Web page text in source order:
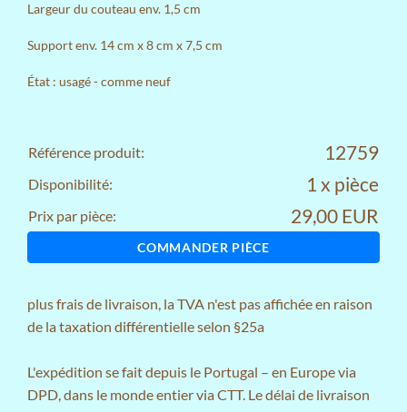
Largeur du couteau env. 1,5 cm
Support env. 14 cm x 8 cm x 7,5 cm
État : usagé - comme neuf
Référence produit: 12759
Disponibilité: 1 x pièce
Prix par pièce: 29,00 EUR
COMMANDER PIÈCE
plusfrais de livraison, la TVA n'est pas affichée en raison
de la taxation différentielle selon §25a
L'expédition se fait depuis le Portugal – en Europe via
DPD, dans le monde entier via CTT. Le délai de livraison